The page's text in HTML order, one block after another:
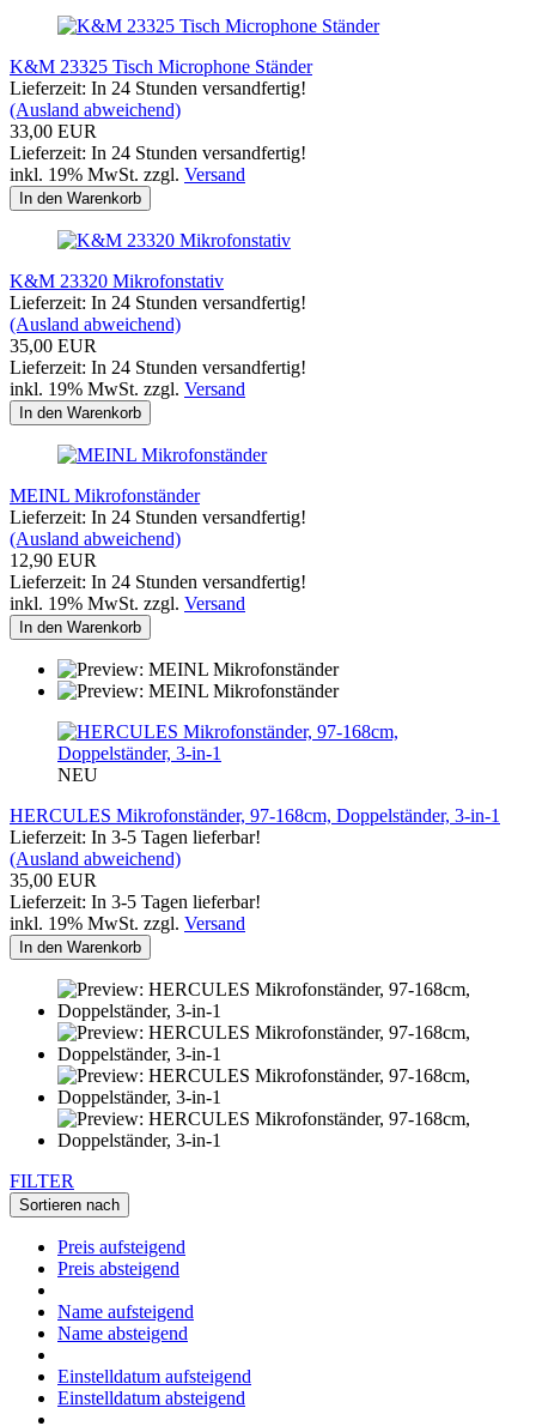
K&M 23325 Tisch Microphone Ständer
Lieferzeit: In 24 Stunden versandfertig!
(Ausland abweichend)
33,00 EUR
Lieferzeit: In 24 Stunden versandfertig!
inkl. 19% MwSt. zzgl. Versand
In den Warenkorb
K&M 23320 Mikrofonstativ
Lieferzeit: In 24 Stunden versandfertig!
(Ausland abweichend)
35,00 EUR
Lieferzeit: In 24 Stunden versandfertig!
inkl. 19% MwSt. zzgl. Versand
In den Warenkorb
MEINL Mikrofonständer
Lieferzeit: In 24 Stunden versandfertig!
(Ausland abweichend)
12,90 EUR
Lieferzeit: In 24 Stunden versandfertig!
inkl. 19% MwSt. zzgl. Versand
In den Warenkorb
NEU
HERCULES Mikrofonständer, 97-168cm, Doppelständer, 3-in-1
Lieferzeit: In 3-5 Tagen lieferbar!
(Ausland abweichend)
35,00 EUR
Lieferzeit: In 3-5 Tagen lieferbar!
inkl. 19% MwSt. zzgl. Versand
In den Warenkorb
FILTER
Sortieren nach
Preis aufsteigend
Preis absteigend
Name aufsteigend
Name absteigend
Einstelldatum aufsteigend
Einstelldatum absteigend